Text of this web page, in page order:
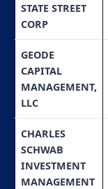
STATE STREET
CORP
GEODE
CAPITAL
MANAGEMENT,
LLC
CHARLES
SCHWAB
INVESTMENT
MANAGEMENT